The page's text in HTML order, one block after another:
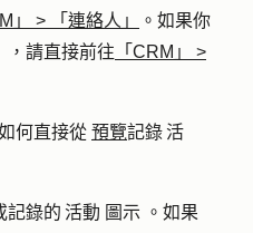
」 > 「連絡人」
。如果你
，請直接前往 「CRM」
>
何直接從 預覽記錄 活
錄的 活動 圖示 。如果